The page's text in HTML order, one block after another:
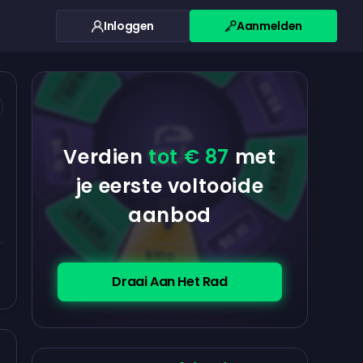
Inloggen Aanmelden
Verdien tot € 87 met
je eerste voltooide
aanbod
Draai Aan Het Rad
$100
$5.00
$0.10
$5.00
$0.10 $5.00
$5.00